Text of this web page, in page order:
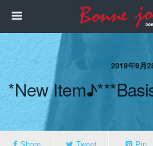
2019年9月
*new